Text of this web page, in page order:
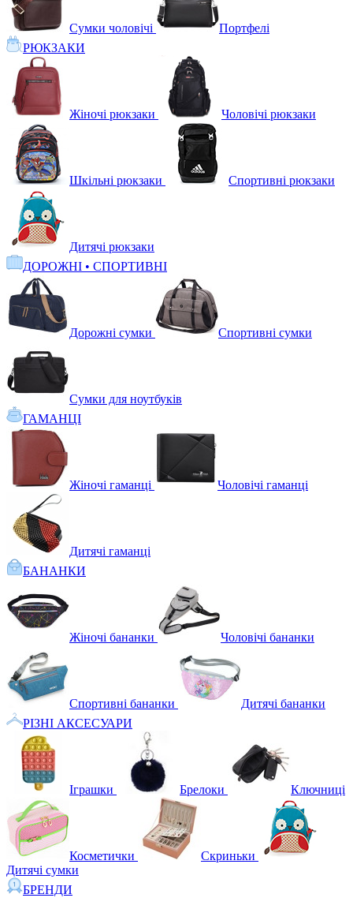
Сумки чоловічі
Портфелі
РЮКЗАКИ
Жіночі рюкзаки Чоловічі рюкзаки
Шкільні рюкзаки Спортивні рюкзаки
Дитячі рюкзаки
ДОРОЖНІ • СПОРТИВНІ
Дорожні сумки Спортивні сумки
Сумки для ноутбуків
ГАМАНЦІ
Жіночі гаманці Чоловічі гаманці
Дитячі гаманці
БАНАНКИ
Жіночі бананки Чоловічі бананки
Спортивні бананки
Дитячі бананки
РІЗНІ АКСЕСУАРИ
Іграшки Брелоки Ключниці
Косметички
Скриньки
Дитячі сумки
БРЕНДИ